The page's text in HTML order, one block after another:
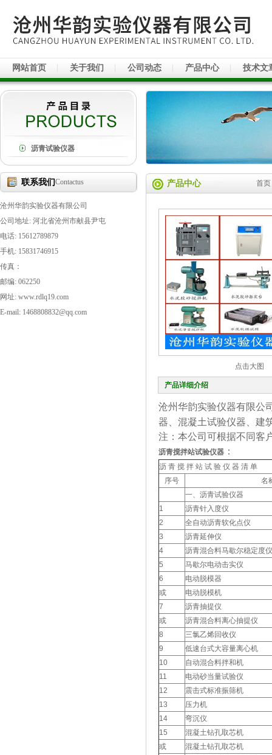
网站首页 关于我们 公司动态 产品中心 技术文
沥青试验仪器
联系我们Contactus
沧州华韵实验仪器有限公司
公司地址: 河北省沧州市献县尹屯
电话: 15612789879
手机: 15831746915
传真：
邮编: 062250
网址: www.rdlq19.com
E-mail: 1468808832@qq.com
产品中心 首页
点击大图
产品详细介绍
沧州华韵实验仪器有限公
器、混凝土试验仪器、建
注：本公司可根据不同客
沥青搅拌站试验仪器 ：
沥 青 搅 拌 站 试 验 仪 器 清 单
序号
名
一、沥青试验仪器
1
沥青针入度仪
2
全自动沥青软化点仪
3
沥青延伸仪
4
沥青混合料马歇尔稳定度仪
5
马歇尔电动击实仪
6
电动脱模器
或
电动脱模机
7
沥青抽提仪
或
沥青混合料离心抽提仪
8
三氯乙烯回收仪
9
低速台式大容量离心机
10
自动混合料拌和机
11
电动砂当量试验仪
12
震击式标准振筛机
13
压力机
14
弯沉仪
15
混凝土钻孔取芯机
或
混凝土钻孔取芯机